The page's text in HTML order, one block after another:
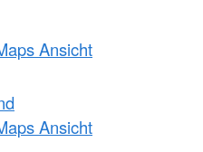
Ansicht
Ansicht